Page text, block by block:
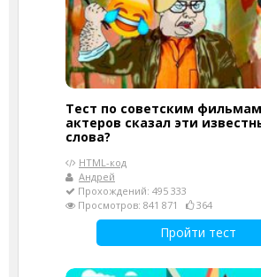
Тест по советским
актеров сказал эти
слова?
HTML-код
Андрей
Прохождений: 495 333
Просмотров: 841 871
364
Пройти тест